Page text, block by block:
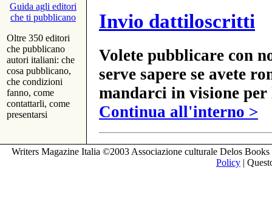
Guida agli editori
che ti pubblicano
Oltre 350 editori
che pubblicano
autori italiani: che
cosa pubblicano,
che condizioni
fanno, come
contattarli, come
presentarsi
Invio dattiloscritti
Volete pubblicare con
serve sapere se avete
mandarci in visione
Continua all'interno >
Writers Magazine Italia ©2003 Associazione culturale Delos
Policy |